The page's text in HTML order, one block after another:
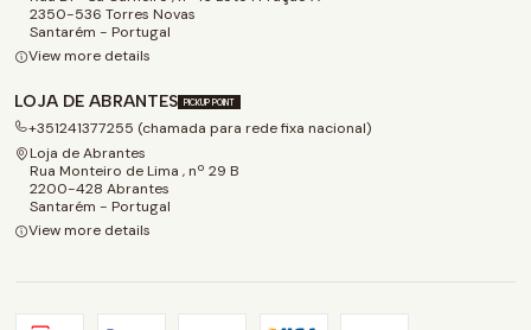
2350-536 Torres Novas
Santarém - Portugal
View more details
LOJA DE ABRANTES PICKUP POINT
+351241377255 (chamada para rede fixa nacional)
Loja de Abrantes
Rua Monteiro de Lima , nº 29 B
2200-428 Abrantes
Santarém - Portugal
View more details